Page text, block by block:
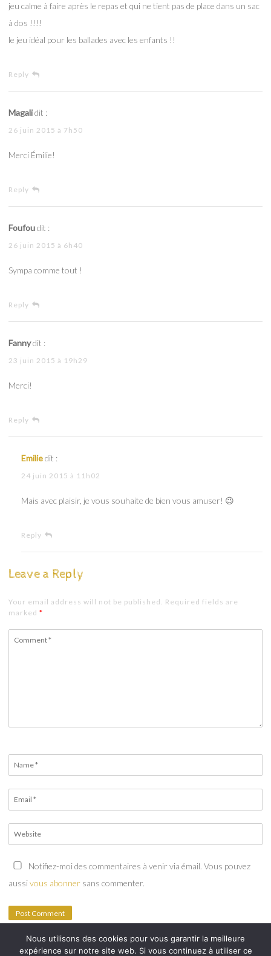
jeu calme à faire après le repas et qui ne tient pas de place dans un sac
à dos !!!!
le jeu idéal pour les ballades avec les enfants !!
Reply
Magalidit :
26 juin 2015 à 7h50
Merci Émilie!
Reply
Foufoudit :
26 juin 2015 à 6h40
Sympa comme tout !
Reply
Fannydit :
23 juin 2015 à 19h29
Merci!
Reply
Emiliedit :
24 juin 2015 à 11h02
Mais avec plaisir, je vous souhaite de bien vous amuser! 😉
Reply
Leave a Reply
Your email address will not be published. Required fields are
marked *
Notifiez-moi des commentaires à venir via émail. Vous pouvez
aussivous abonner sans commenter.
© 2026 Eveil et Nature
Nous utilisons des cookies pour vous garantir la meilleure
expérience sur notre site web. Si vous continuez à utiliser ce